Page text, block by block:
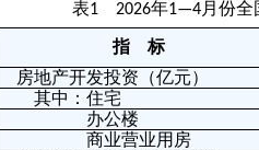
表1 2026年1—4月份全
指 标
房地产开发投资（亿元）
其中：住宅
办公楼
商业营业用房